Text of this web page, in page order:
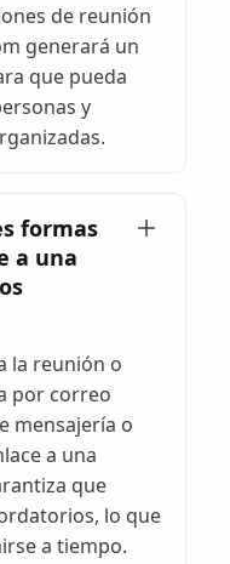
de reunión
generará un
que pueda
y
formas
a una
la reunión o
por correo
mensajería o
a una
que
lo que
a tiempo.